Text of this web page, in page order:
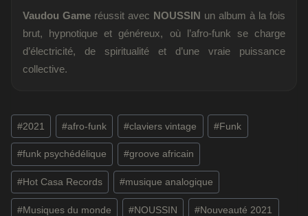
Vaudou Game réussit avec NOUSSIN un album à la fois
brut, hypnotique et généreux, où l’afro-funk se charge
d’électricité, de spiritualité et d’une vraie puissance
collective.
Étiquettes
de
la
publication :
#2021 #afro-funk #claviers vintage #Funk
#funk psychédélique #groove africain
#Hot Casa Records #musique analogique
#Musiques du monde #NOUSSIN #Nouveauté 2021